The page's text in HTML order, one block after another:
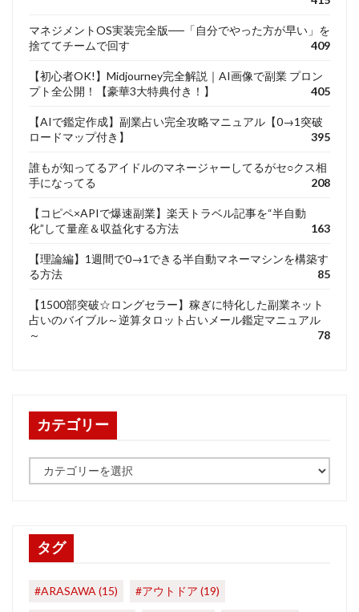
マネジメントOS実装完全版──「自分でやった方が早い」を
捨ててチームで回す
409
【初心者OK!】Midjourney完全解説｜AI画像で副業 プロン
プト全公開！【豪華3大特典付き！】
405
【AIで鑑定作成】副業占い完全攻略マニュアル【0→1突破
ロードマップ付き】
395
誰もが知ってるアイドルのマネージャーしてるがセ○クス相
手になってる
208
【コピペ×APIで爆速副業】楽天トラベル記事を“半自動
化”して量産＆収益化する方法
163
【理論編】1週間で0→1できる半自動マネーマシンを構築す
る方法
85
【1500部突破☆ロングセラー】稼ぎに特化した副業ネット
占いのバイブル～逆算タロット占いメール鑑定マニュアル
～
78
カテゴリー
タグ
#ARASAWA (15) #アウトドア (19)